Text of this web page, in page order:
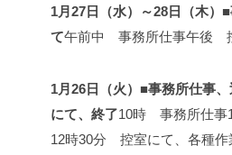
1月27日（水）～28日（木）
て午前中 事務所仕事午後
1月26日（火）■事務所仕事
にて、終了10時 事務所仕事
12時30分 控室にて、各種作